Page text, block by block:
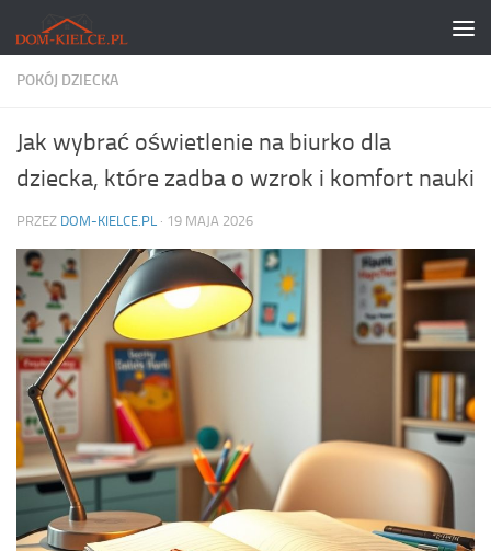
Skip to content
POKÓJ DZIECKA
Jak wybrać oświetlenie na biurko dla
dziecka, które zadba o wzrok i komfort nauki
PRZEZ DOM-KIELCE.PL · 19 MAJA 2026